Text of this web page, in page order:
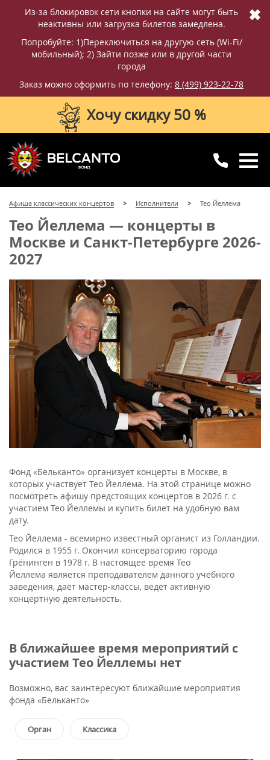
Из-за блокировок сети кнопки на сайте могут быть
неактивны или загрузка билетов замедлена.
Попробуйте: 1)Переключиться на другую сеть (Wi-Fi/
мобильный); 2) Зайти позже или в другой части
города
Заказ можно оформить по телефону: 8 (499) 923-22-78
✖
Хочу скидку 50 %
8 (499) 923-22-78
с 10:00 до 20:00
8 (800) 770-09-71
Афиша классических концертов Исполнители Тео Йеллема
Тео Йеллема — концерты в
Москве и Санкт-Петербурге 2026-
2027
Фонд «Бельканто» организует концерты в Москве, в
которых участвует Тео Йеллема. На этой странице можно
посмотреть афишу предстоящих концертов в 2026 г. с
участием Тео Йеллемы и купить билет на удобную вам
дату.
Тео Йеллема - всемирно известный органист из Голландии.
Родился в 1955 г. Окончил консерваторию города
Грёнинген в 1978 г. В настоящее время Тео
Йеллема является преподавателем данного учебного
заведения, даёт мастер-классы, ведёт активную
концертную деятельность.
В ближайшее время мероприятий с
участием Тео Йеллемы нет
Возможно, вас заинтересуют ближайшие мероприятия
фонда «Бельканто»
Орган Классика